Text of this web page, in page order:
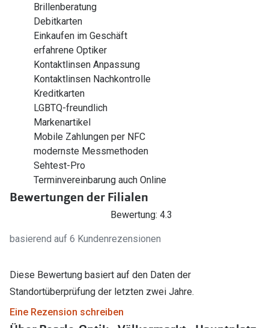
Brillenberatung
Debitkarten
Einkaufen im Geschäft
erfahrene Optiker
Kontaktlinsen Anpassung
Kontaktlinsen Nachkontrolle
Kreditkarten
LGBTQ-freundlich
Markenartikel
Mobile Zahlungen per NFC
modernste Messmethoden
Sehtest-Pro
Terminvereinbarung auch Online
Bewertungen der Filialen
Bewertung: 4.3
basierend auf 6 Kundenrezensionen
Diese Bewertung basiert auf den Daten der
Standortüberprüfung der letzten zwei Jahre.
Eine Rezension schreiben